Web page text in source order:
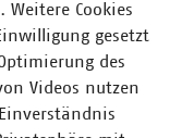
vom Einsatz
rein:
Weitere Cookies
gesetzt
des
Videos nutzen